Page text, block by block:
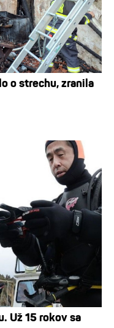
o strechu, zranila
Už 15 rokov sa